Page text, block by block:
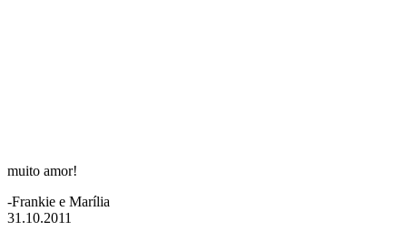
muito amor!
-Frankie e Marília
31.10.2011